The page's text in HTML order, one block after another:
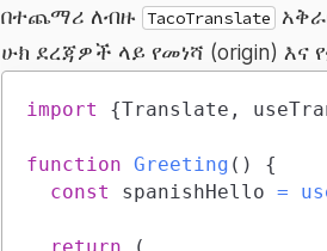
በተጨማሪ ለብዙ TacoTranslate
ሁክ ደረጃዎች ላይ የመነሻ (origin)
import {Translate ,
function Greeting ( )
{
const
spanishHello =